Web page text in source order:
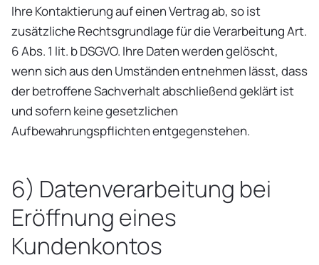
Ihre Kontaktierung auf einen Vertrag ab, so ist
zusätzliche Rechtsgrundlage für die Verarbeitung Art.
6 Abs. 1 lit. b DSGVO. Ihre Daten werden gelöscht,
wenn sich aus den Umständen entnehmen lässt, dass
der betroffene Sachverhalt abschließend geklärt ist
und sofern keine gesetzlichen
Aufbewahrungspflichten entgegenstehen.
6) Datenverarbeitung bei
Eröffnung eines
Kundenkontos